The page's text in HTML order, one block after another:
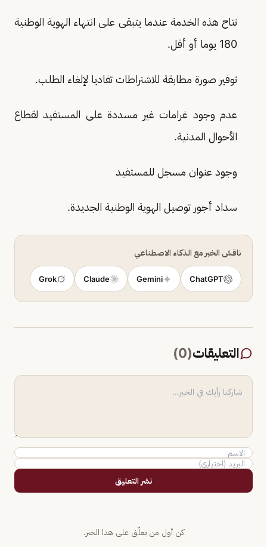
تتاح هذه الخدمة عندما يتبقى على انتهاء الهوية الوطنية
180 يوما أو أقل.
توفير صورة مطابقة للاشتراطات تفاديا لإلغاء الطلب.
عدم وجود غرامات غير مسددة على المستفيد لقطاع
الأحوال المدنية.
وجود عنوان مسجل للمستفيد
سداد أجور توصيل الهوية الوطنية الجديدة.
ناقش الخبر مع الذكاء الاصطناعي
ChatGPT
Gemini
Claude
Grok
التعليقات(
0
)
نشر التعليق
كن أول من يعلّق على هذا الخبر.